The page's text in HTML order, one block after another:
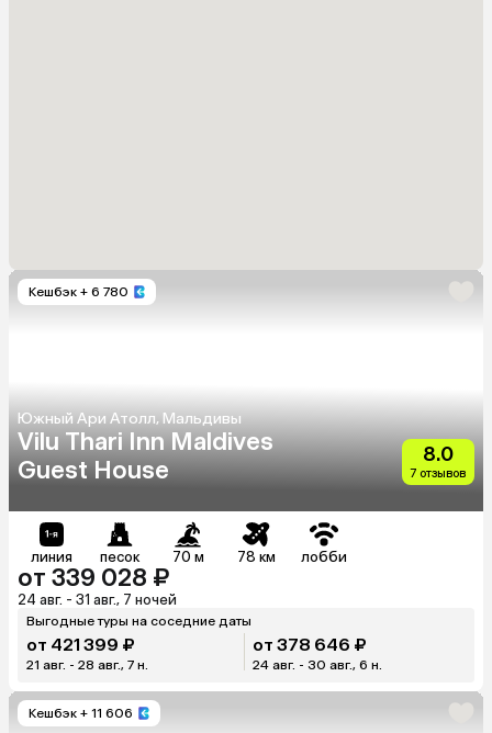
Кешбэк + 6 780
Южный Ари Атолл, Мальдивы
Vilu Thari Inn Maldives
Guest House
8.0
7 отзывов
линия песок 70 м 78 км лобби
от 339 028 ₽
24 авг. - 31 авг., 7 ночей
Выгодные туры на соседние даты
от 421 399 ₽
21 авг. - 28 авг., 7 н.
от 378 646 ₽
24 авг. - 30 авг., 6 н.
Кешбэк + 11 606